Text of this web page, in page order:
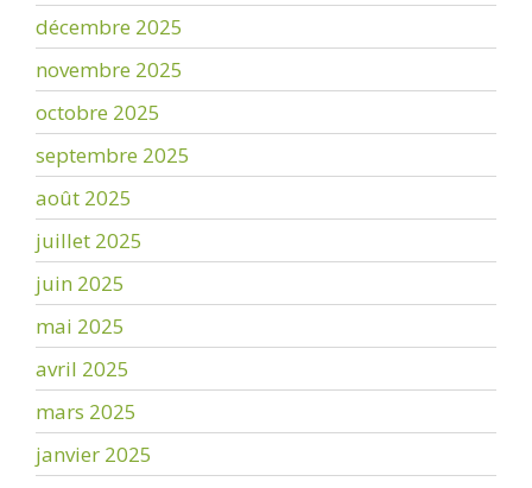
décembre 2025
novembre 2025
octobre 2025
septembre 2025
août 2025
juillet 2025
juin 2025
mai 2025
avril 2025
mars 2025
janvier 2025